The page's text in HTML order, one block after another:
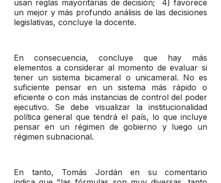
usan reglas mayoritarias de decisión; 4) favorece
un mejor y más profundo análisis de las decisiones
legislativas, concluye la docente.
En consecuencia, concluye que hay más
elementos a considerar al momento de evaluar si
tener un sistema bicameral o unicameral. No es
suficiente pensar en un sistema más rápido o
eficiente o con más instancias de control del poder
ejecutivo. Se debe visualizar la institucionalidad
política general que tendrá el país, lo que incluye
pensar en un régimen de gobierno y luego un
régimen subnacional.
En tanto, Tomás Jordán en su comentario